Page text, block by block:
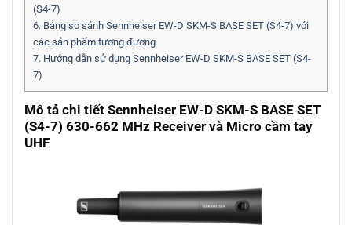
(S4-7)
6. Bảng so sánh Sennheiser EW-D SKM-S BASE SET (S4-7) với
các sản phẩm tương đương
7. Hướng dẫn sử dụng Sennheiser EW-D SKM-S BASE SET (S4-
7)
Mô tả chi tiết Sennheiser EW-D SKM-S BASE SET
(S4-7) 630-662 MHz Receiver và Micro cầm tay
UHF